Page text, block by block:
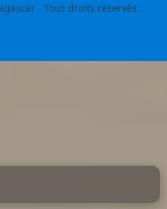
- Tous droits réservés.